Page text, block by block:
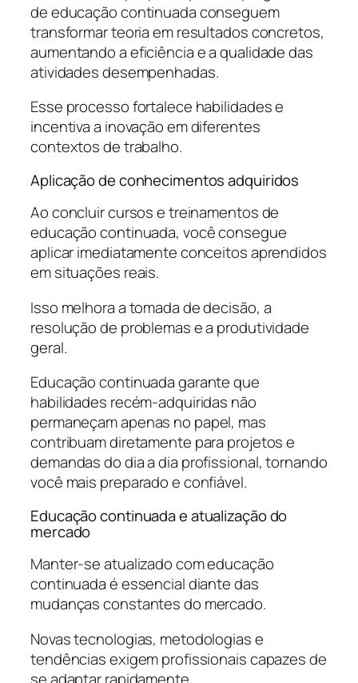
de educação continuada conseguem
transformar teoria em resultados concretos,
aumentando a eficiência e a qualidade das
atividades desempenhadas.
Esse processo fortalece habilidades e
incentiva a inovação em diferentes
contextos de trabalho.
Aplicação de conhecimentos adquiridos
Ao concluir cursos e treinamentos de
educação continuada, você consegue
aplicar imediatamente conceitos aprendidos
em situações reais.
Isso melhora a tomada de decisão, a
resolução de problemas e a produtividade
geral.
Educação continuada garante que
habilidades recém-adquiridas não
permaneçam apenas no papel, mas
contribuam diretamente para projetos e
demandas do dia a dia profissional, tornando
você mais preparado e confiável.
Educação continuada e atualização do
mercado
Manter-se atualizado com educação
continuada é essencial diante das
mudanças constantes do mercado.
Novas tecnologias, metodologias e
tendências exigem profissionais capazes de